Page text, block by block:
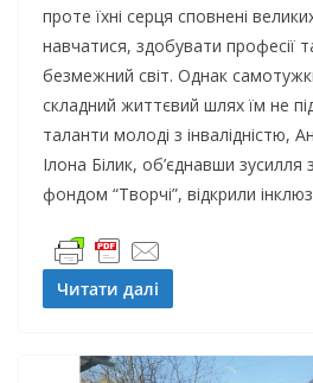
проте їхні серця сповнені
навчатися, здобувати професії
безмежний світ. Однак
складний життєвий шлях їм не
таланти молоді з інвалідністю,
Ілона Білик, об’єднавши зусилля
фондом “Творчі”, відкрили
Читати далі